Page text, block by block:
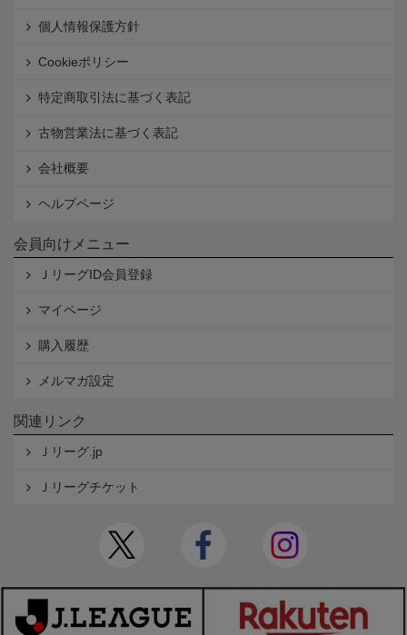
個人情報保護方針
Cookieポリシー
特定商取引法に基づく表記
古物営業法に基づく表記
会社概要
ヘルプページ
会員向けメニュー
ＪリーグID会員登録
マイページ
購入履歴
メルマガ設定
関連リンク
Ｊリーグ.jp
Ｊリーグチケット